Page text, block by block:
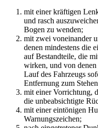
mit einer kräftigen
und rasch
Bogen zu wenden;
mit zwei voneinander
denen mindestens die
auf Bestandteile, die
wirken, und von denen
Lauf des Fahrzeugs
Entfernung zum
mit einer Vorrichtung,
die unbeabsichtigte
mit einer eintönigen
Warnungszeichen;